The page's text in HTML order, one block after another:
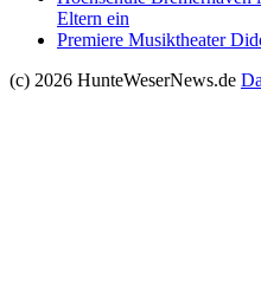
Eltern ein
Premiere Musiktheater
(c) 2026 HunteWeserNews.de